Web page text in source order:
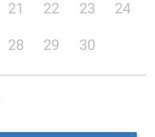
21 22 23 24
28 29 30